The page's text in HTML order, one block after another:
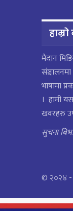
मैदान
भाषामा
। हामी
खवरहरु
सुचना
© २०२४ -